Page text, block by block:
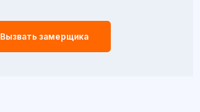
Вызвать замерщика